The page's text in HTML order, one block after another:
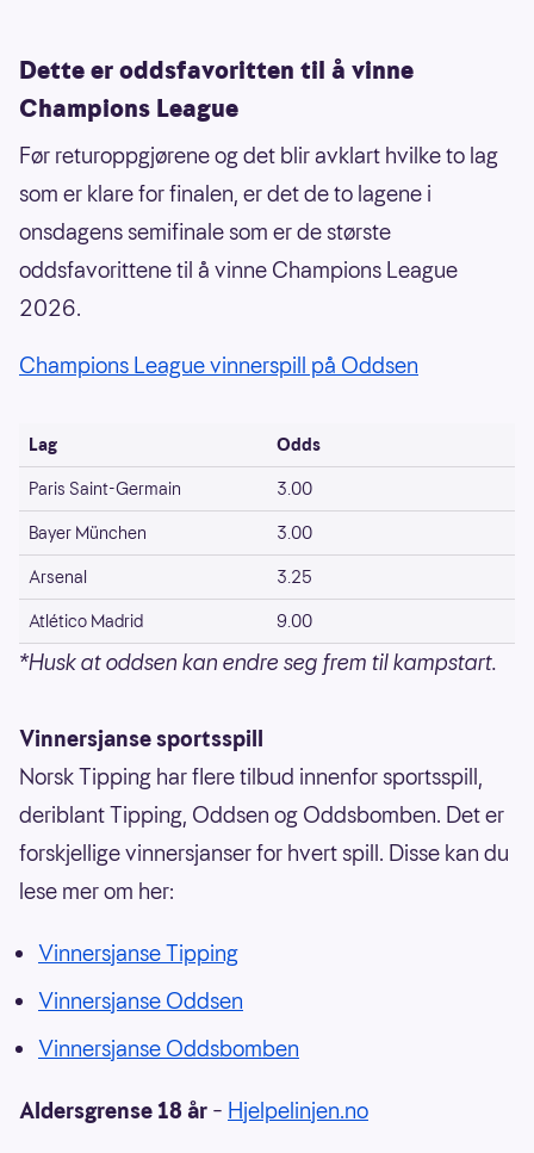
Dette er oddsfavoritten til å vinne
Champions League
Før returoppgjørene og det blir avklart hvilke to lag
som er klare for finalen, er det de to lagene i
onsdagens semifinale som er de største
oddsfavorittene til å vinne Champions League
2026.
Champions League vinnerspill på Oddsen
Lag
Odds
Paris Saint-Germain
3.00
Bayer München
3.00
Arsenal
3.25
Atlético Madrid
9.00
*Husk at oddsen kan endre seg frem til kampstart.
Vinnersjanse sportsspill
Norsk Tipping har flere tilbud innenfor sportsspill,
deriblant Tipping, Oddsen og Oddsbomben. Det er
forskjellige vinnersjanser for hvert spill. Disse kan du
lese mer om her:
Vinnersjanse Tipping
Vinnersjanse Oddsen
Vinnersjanse Oddsbomben
Aldersgrense 18 år – Hjelpelinjen.no